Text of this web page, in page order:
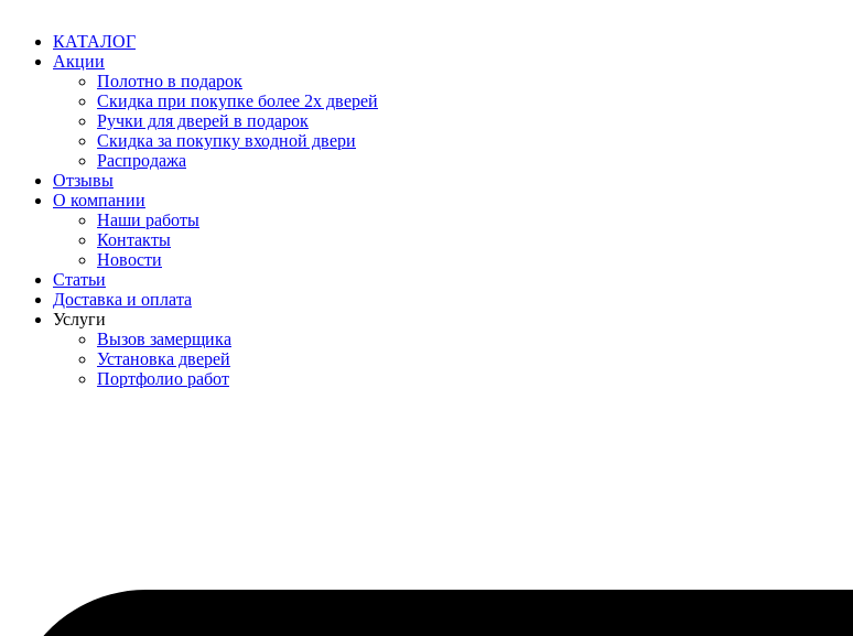
КАТАЛОГ
Акции
Полотно в подарок
Скидка при покупке более 2х дверей
Ручки для дверей в подарок
Скидка за покупку входной двери
Распродажа
Отзывы
О компании
Наши работы
Контакты
Новости
Статьи
Доставка и оплата
Услуги
Вызов замерщика
Установка дверей
Портфолио работ